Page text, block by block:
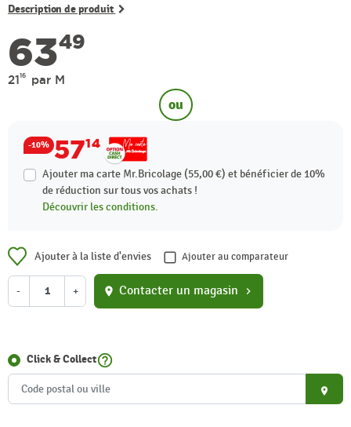
Description de produit
6349
2116 par M
ou
-10% 5714
Ajouter ma carte Mr.Bricolage (55,00 €) et bénéficier de 10%
de réduction sur tous vos achats !
Découvrir les conditions.
Ajouter à la liste d'envies Ajouter au comparateur
- + location_on Contacter un magasin chevron_right
Click & Collecthelp_outline
place